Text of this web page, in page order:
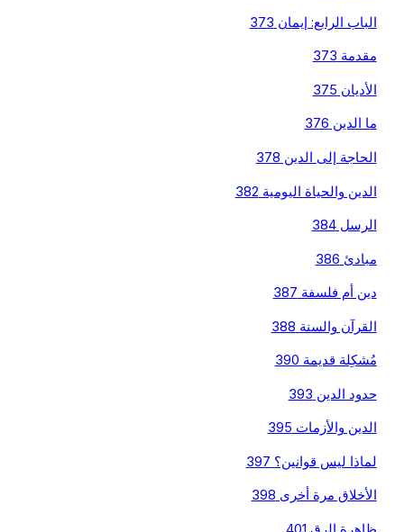
الباب الرابع: إيمان 373
مقدمة 373
الأديان 375
ما الدين 376
الحاجة إلى الدين 378
الدين والحياة اليومية 382
الرسل 384
مبادئ 386
دين أم فلسفة 387
القرآن والسنة 388
مُشكِلة قديمة 390
حدود الدين 393
الدين والأزمات 395
لماذا ليس قوانين؟ 397
الأخلاق مرة أخرى 398